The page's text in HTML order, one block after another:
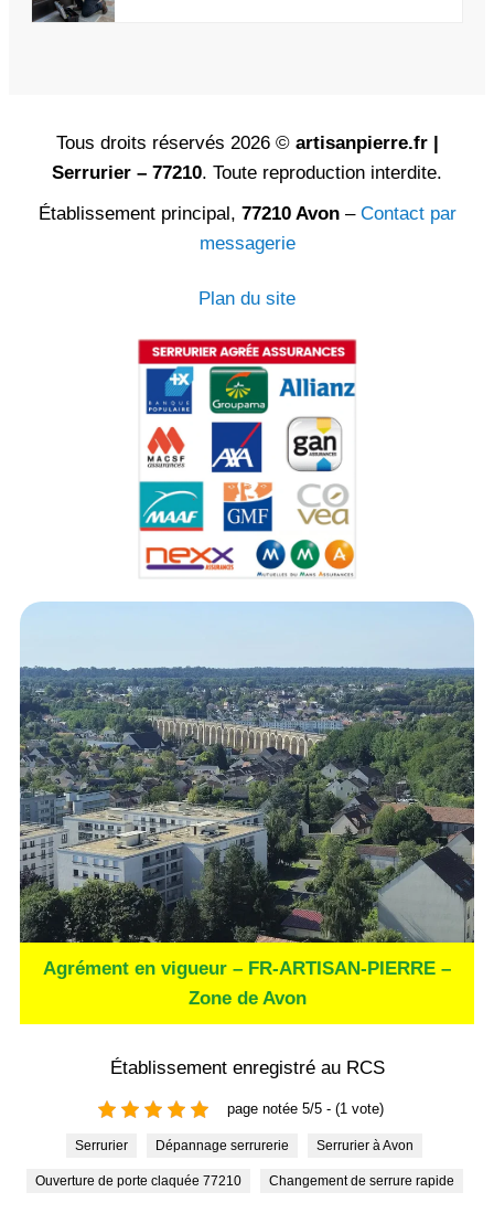
Tous droits réservés 2026 © artisanpierre.fr |
Serrurier – 77210. Toute reproduction interdite.
Établissement principal, 77210 Avon– Contact par
messagerie
Plan du site
Agrément en vigueur – FR-ARTISAN-PIERRE –
Zone de Avon
Établissement enregistré au RCS
page notée 5/5 - (1 vote)
Serrurier Dépannage serrurerie Serrurier à Avon
Ouverture de porte claquée 77210 Changement de serrure rapide